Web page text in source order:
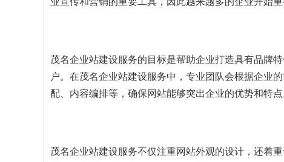
茂名企业站建设服务的目标是帮助企业打造具有品牌
户。在茂名企业站建设服务中，专业团队会根据企业
配、内容编排等，确保网站能够突出企业的优势和特点
茂名企业站建设服务不仅注重网站外观的设计，还着